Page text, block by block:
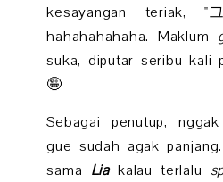
kesayangan teriak, "
hahahahahaha. Maklum
suka, diputar seribu kali
🤪
Sebagai penutup,
gue sudah agak
sama Liakalau terlalu